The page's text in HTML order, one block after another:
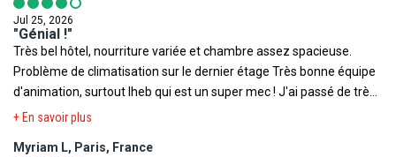
Toutefois il est rappelé qu'aucune région du monde ni aucun pays
ne peuvent être considérés comme étant à l'abri du risque
propose des excursions magnifique bien organisé restauration
très bonne et diversifiée avec des serveurs au petit soin et tout les
autres qui contribue à bonne bien être (réception, femme de
ménage, maintenance....
Jul 25, 2026
"Génial !"
Très bel hôtel, nourriture variée et chambre assez spacieuse.
Problème de climatisation sur le dernier étage Très bonne équipe
d'animation, surtout Iheb qui est un super mec ! J'ai passé de très
bonnes vacances, à refaire !
+ En savoir plus
Myriam L, Paris, France